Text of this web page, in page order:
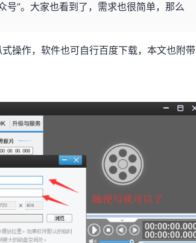
”。大家也看到了，需求也很简单，那么
操作，软件也可自行百度下载，本文也附带